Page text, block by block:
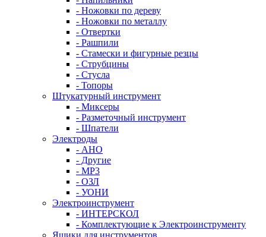
- Ножовки по дереву
- Ножовки по металлу
- Отвертки
- Рашпили
- Стамески и фигурные резцы
- Струбцины
- Стусла
- Топоры
Штукатурный инструмент
- Миксеры
- Разметочный инструмент
- Шпатели
Электроды
- АНО
- Другие
- МР3
- ОЗЛ
- УОНИ
Электроинструмент
- ИНТЕРСКОЛ
- Комплектующие к Электроинструменту
Ящики для инструментов